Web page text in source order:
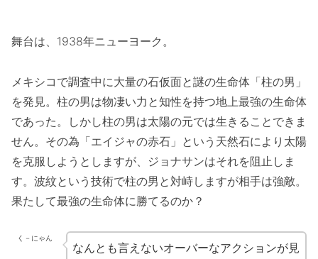
舞台は、1938年ニューヨーク。
メキシコで調査中に大量の石仮面と謎の生命体「柱の男」
を発見。柱の男は物凄い力と知性を持つ地上最強の生命体
であった。しかし柱の男は太陽の元では生きることできま
せん。その為「エイジャの赤石」という天然石により太陽
を克服しようとしますが、ジョナサンはそれを阻止しま
す。波紋という技術で柱の男と対峙しますが相手は強敵。
果たして最強の生命体に勝てるのか？
く－にゃん
なんとも言えないオーバーなアクションが見